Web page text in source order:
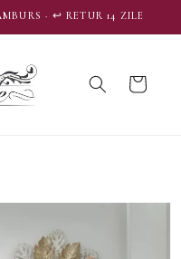
· ↩️ RETUR 14 ZILE
Coș